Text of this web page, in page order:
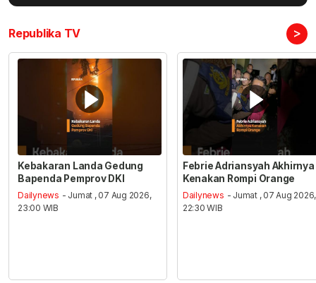
Republika TV >
Kebakaran Landa Gedung
Bapenda Pemprov DKI
Dailynews - Jumat , 07 Aug 2026,
23:00 WIB
Febrie Adriansyah Akhirnya
Kenakan Rompi Orange
Dailynews - Jumat , 07 Aug 2026,
22:30 WIB